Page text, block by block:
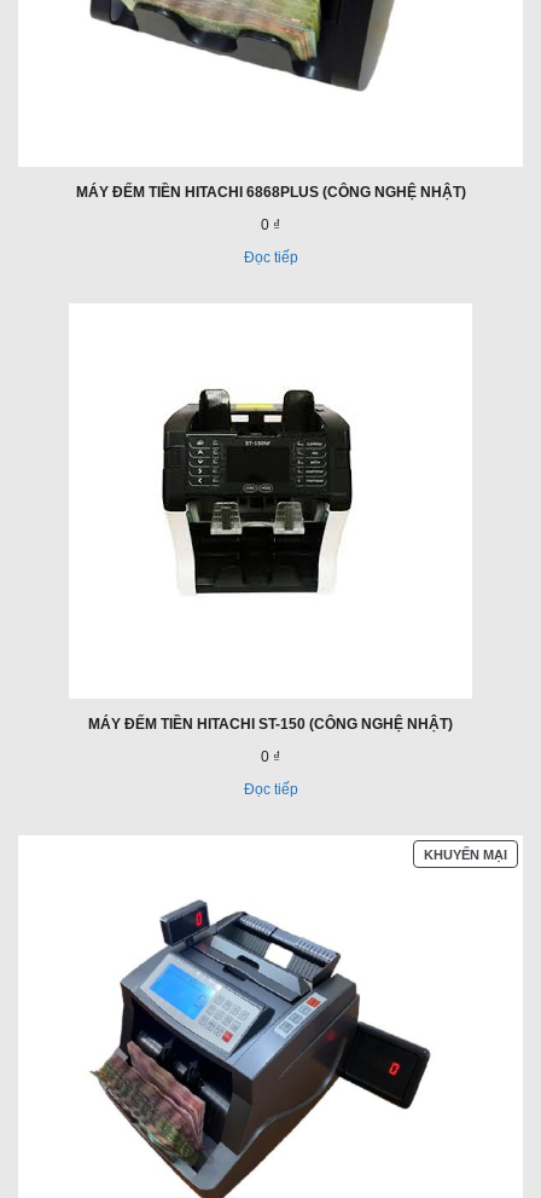
MÁY ĐẾM TIỀN HITACHI 6868PLUS (CÔNG NGHỆ NHẬT)
0 ₫
Đọc tiếp
MÁY ĐẾM TIỀN HITACHI ST-150 (CÔNG NGHỆ NHẬT)
0 ₫
Đọc tiếp
KHUYẾN MẠISẢN